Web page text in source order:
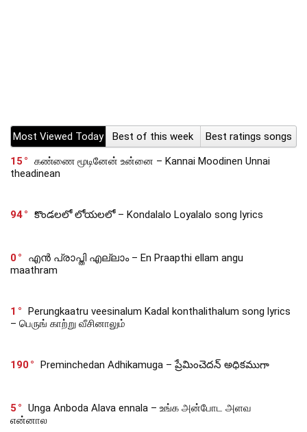
Most Viewed Today Best of this week
Best ratings songs
15
கண்ணை மூடினேன் உன்னை – Kannai Moodinen Unnai
theadinean
94 కొండలలో లోయలలో – Kondalalo Loyalalo song lyrics
0
എൻ പ്രാപ്തി എല്ലാം – En Praapthi ellam angu
maathram
1
Perungkaatru veesinalum Kadal konthalithalum song lyrics
– பெருங் காற்று வீசினாலும்
190 Preminchedan Adhikamuga – ప్రేమించెదన్ అధికముగా
5
Unga Anboda Alava ennala – உங்க அன்போட அளவ
என்னால